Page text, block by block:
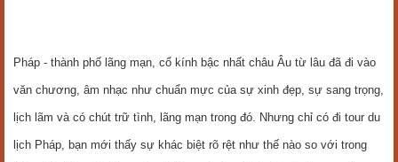
Pháp - thành phố lãng mạn, cổ kính bậc nhất châu Âu từ lâu đã đi vào
văn chương, âm nhạc như chuẩn mực của sự xinh đẹp, sự sang trọng,
lịch lãm và có chút trữ tình, lãng mạn trong đó. Nhưng chỉ có đi tour du
lịch Pháp, bạn mới thấy sự khác biệt rõ rệt như thế nào so với trong